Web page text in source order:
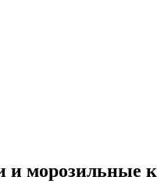
морозильные